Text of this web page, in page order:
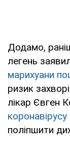
Додамо,
легень
марихуани
ризик
лікар Євген
поліпшити